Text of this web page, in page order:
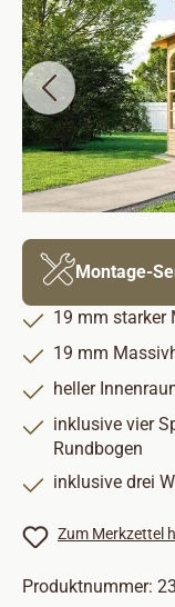
Montage-
19 mm starker
19 mm
heller
inklusive vier
Rundbogen
inklusive drei
Zum Merkzettel
Produktnummer: